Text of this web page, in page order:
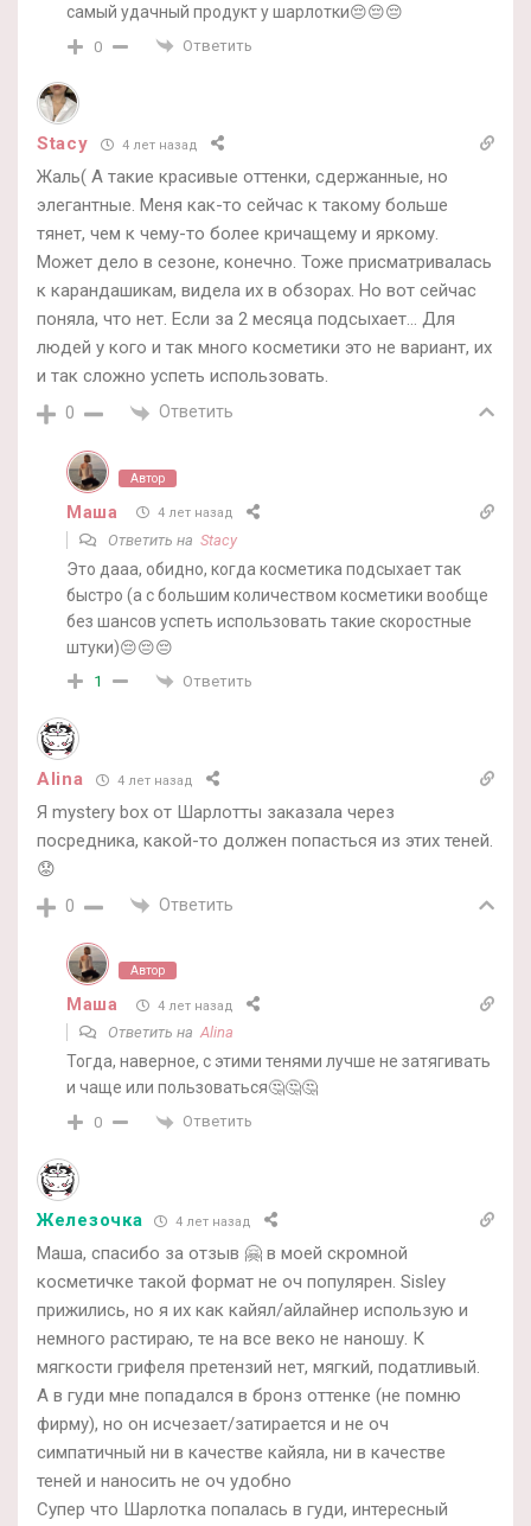
самый удачный продукт у шарлотки😔😔😔
0 Ответить
Stacy 4 лет назад
Жаль( А такие красивые оттенки, сдержанные, но
элегантные. Меня как-то сейчас к такому больше
тянет, чем к чему-то более кричащему и яркому.
Может дело в сезоне, конечно. Тоже присматривалась
к карандашикам, видела их в обзорах. Но вот сейчас
поняла, что нет. Если за 2 месяца подсыхает… Для
людей у кого и так много косметики это не вариант, их
и так сложно успеть использовать.
0 Ответить
Автор
Маша 4 лет назад
Ответить на Stacy
Это дааа, обидно, когда косметика подсыхает так
быстро (а с большим количеством косметики вообще
без шансов успеть использовать такие скоростные
штуки)😔😔😔
1 Ответить
Alina 4 лет назад
Я mystery box от Шарлотты заказала через
посредника, какой-то должен попасться из этих теней.
😟
0 Ответить
Автор
Маша 4 лет назад
Ответить наAlina
Тогда, наверное, с этими тенями лучше не затягивать
и чаще или пользоваться🤔🤔🤔
0 Ответить
Железочка 4 лет назад
Маша, спасибо за отзыв 🤗 в моей скромной
косметичке такой формат не оч популярен. Sisley
прижились, но я их как кайял/айлайнер использую и
немного растираю, те на все веко не наношу. К
мягкости грифеля претензий нет, мягкий, податливый.
А в гуди мне попадался в бронз оттенке (не помню
фирму), но он исчезает/затирается и не оч
симпатичный ни в качестве кайяла, ни в качестве
теней и наносить не оч удобно
Супер что Шарлотка попалась в гуди, интересный